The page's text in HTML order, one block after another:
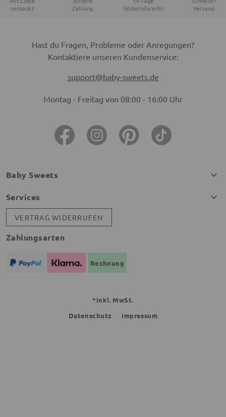
verpackt
Zahlung
Widerrufsrecht
Versand
Hast du Fragen, Probleme oder Anregungen?
Kontaktiere unseren Kundenservice:
support@baby-sweets.de
Montag - Freitag von 08:00 - 16:00 Uhr
Baby Sweets
Services
VERTRAG WIDERRUFEN
Zahlungsarten
Rechnung
*inkl. MwSt.
Datenschutz
Impressum